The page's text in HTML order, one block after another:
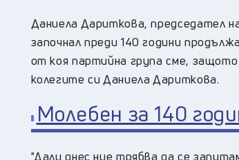
Даниела Дариткова, председател
започнал преди 140 години
от коя партийна група сме, защото
колегите си Даниела Дариткова.
Молебен за 140
"Дали днес ние трябва да се